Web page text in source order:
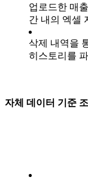
업로드한 매
간 내의 엑셀
삭제 내역을
히스토리를
자체 데이터 기준